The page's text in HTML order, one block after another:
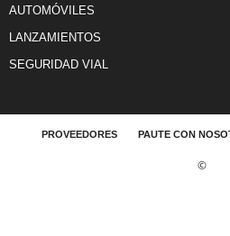
AUTOMÓVILES
LANZAMIENTOS
SEGURIDAD VIAL
PROVEEDORES PAUTE CON
©